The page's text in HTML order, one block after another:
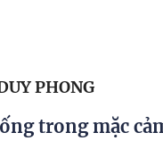
PHONG
trong mặc